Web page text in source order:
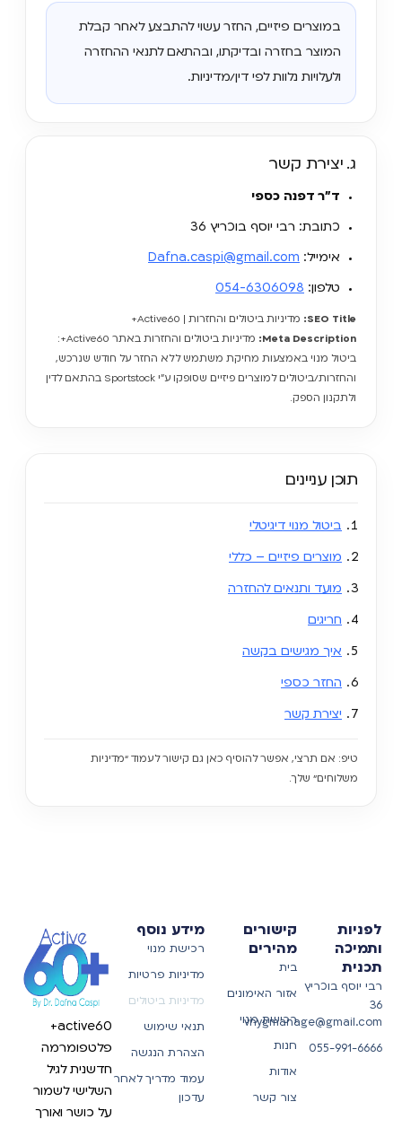
במוצרים פיזיים, החזר עשוי להתבצע לאחר קבלת
המוצר בחזרה ובדיקתו, ובהתאם לתנאי ההחזרה
ולעלויות נלוות לפי דין/מדיניות.
ג. יצירת קשר
ד״ר דפנה כספי
כתובת: רבי יוסף בוכריץ 36
אימייל: Dafna.caspi@gmail.com
טלפון: 054-6306098
SEO Title:
מדיניות ביטולים והחזרות | Active60+
Meta Description:
מדיניות ביטולים והחזרות באתר Active60+:
ביטול מנוי באמצעות מחיקת משתמש ללא החזר על חודש שנרכש,
והחזרות/ביטולים למוצרים פיזיים שסופקו ע״י Sportstock בהתאם לדין
ולתקנון הספק.
תוכן עניינים
ביטול מנוי דיגיטלי
מוצרים פיזיים – כללי
מועד ותנאים להחזרה
חריגים
איך מגישים בקשה
החזר כספי
יצירת קשר
טיפ: אם תרצי, אפשר להוסיף כאן גם קישור לעמוד “מדיניות
משלוחים” שלך.
קישורים
מהירים
בית
אזור האימונים
רכישת מנוי
חנות
אודות
צור קשר
מידע נוסף
רכישת מנוי
מדיניות פרטיות
מדיניות ביטולים
תנאי שימוש
הצהרת הנגשה
עמוד מדריך לאחר
עדכון
לפניות
ותמיכה
תכנית
רבי יוסף בוכריץ
36
vnygmanage@gmail.com
055-991-6666
active60+
פלטפומרמה
חדשנית לגיל
השלישי לשמור
על כושר ואורך